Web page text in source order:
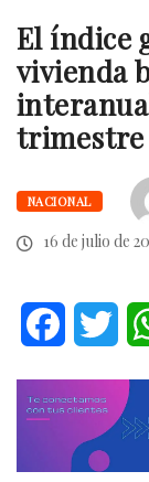
El índice
vivienda
trimestre
NACIONAL
16 de julio de
Facebook